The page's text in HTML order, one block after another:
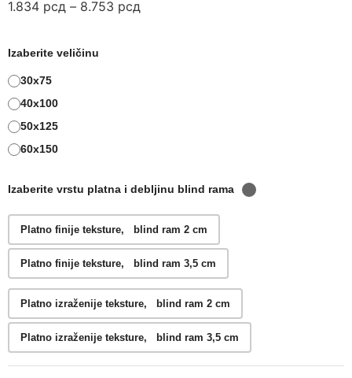
1.834 рсд – 8.753 рсд
Izaberite veličinu
30x75
40x100
50x125
60x150
Izaberite vrstu platna i debljinu blind rama
Platno finije teksture, blind ram 2 cm
Platno finije teksture, blind ram 3,5 cm
Platno izraženije teksture, blind ram 2 cm
Platno izraženije teksture, blind ram 3,5 cm